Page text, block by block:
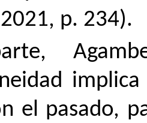
p. 234).
el pasado,